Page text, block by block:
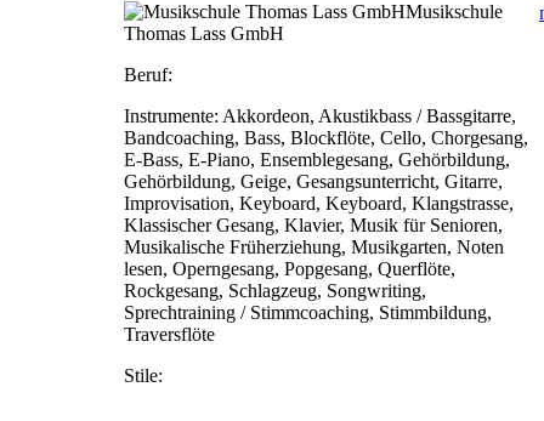
Musikschule
Thomas Lass GmbH
Beruf:
Instrumente: Akkordeon, Akustikbass / Bassgitarre,
Bandcoaching, Bass, Blockflöte, Cello, Chorgesang,
E-Bass, E-Piano, Ensemblegesang, Gehörbildung,
Gehörbildung, Geige, Gesangsunterricht, Gitarre,
Improvisation, Keyboard, Keyboard, Klangstrasse,
Klassischer Gesang, Klavier, Musik für Senioren,
Musikalische Früherziehung, Musikgarten, Noten
lesen, Operngesang, Popgesang, Querflöte,
Rockgesang, Schlagzeug, Songwriting,
Sprechtraining / Stimmcoaching, Stimmbildung,
Traversflöte
Stile: